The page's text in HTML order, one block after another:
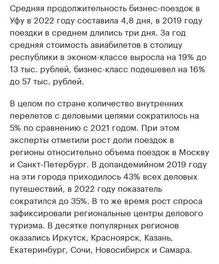
Средняя продолжительность бизнес-поездок в
Уфу в 2022 году составила 4,8 дня, в 2019 году
поездки в среднем длились три дня. За год
средняя стоимость авиабилетов в столицу
республики в эконом-классе выросла на 19% до
13 тыс. рублей, бизнес-класс подешевел на 16%
до 57 тыс. рублей.
В целом по стране количество внутренних
перелетов с деловыми целями сократилось на
5% по сравнению с 2021 годом. При этом
эксперты отметили рост доли поездок в
регионы относительно объема поездок в Москву
и Санкт-Петербург. В допандемийном 2019 году
на эти города приходилось 43% всех деловых
путешествий, в 2022 году показатель
сократился до 35%. В то же время рост спроса
зафиксировали региональные центры делового
туризма. В десятке популярных регионов
оказались Иркутск, Красноярск, Казань,
Екатеринбург, Сочи, Новосибирск и Самара.